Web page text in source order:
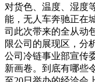
对货色、温度、湿度
能，无人车奔驰正在
司此次带来的全从动
限公司的展现区，分
公司冷链事业部宣传
新画卷。到底有哪些